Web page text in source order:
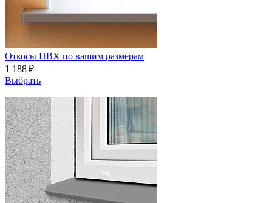
Откосы ПВХ по вашим размерам
1 188 ₽
Выбрать